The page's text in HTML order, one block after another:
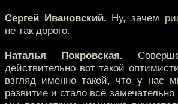
Сергей Ивановский. Ну, зачем
не так дорого.
Наталья Покровская.
действительно вот такой
взгляд именно такой, что у нас
развитие и стало всё